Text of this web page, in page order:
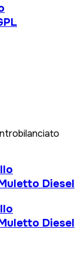
Diesel
Diesel